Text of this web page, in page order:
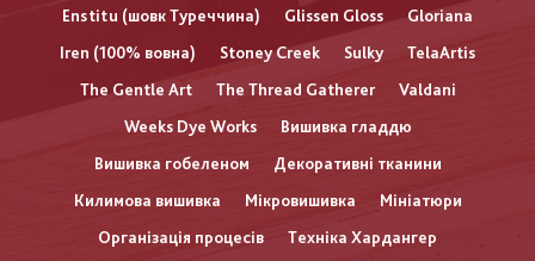
Enstitu (шовк Туреччина)
Glissen Gloss
Gloriana
Iren (100% вовна)
Stoney Creek Sulky
TelaArtis
The Gentle Art
The Thread Gatherer
Valdani
Weeks Dye Works
Вишивка гладдю
Вишивка гобеленом
Декоративні тканини
Килимова вишивка
Мікровишивка
Мініатюри
Організація процесів
Техніка Хардангер